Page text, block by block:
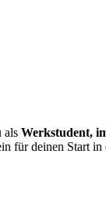
als Werkstudent,
für deinen